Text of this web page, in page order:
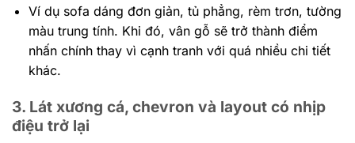
Ví dụ sofa dáng đơn giản, tủ phẳng, rèm trơn, tường
màu trung tính. Khi đó, vân gỗ sẽ trở thành điểm
nhấn chính thay vì cạnh tranh với quá nhiều chi tiết
khác.
3. Lát xương cá, chevron và layout có nhịp
điệu trở lại